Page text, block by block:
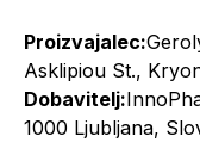
Proizvajalec:
Asklipiou St.,
Dobavitelj:
1000 Ljubljana,